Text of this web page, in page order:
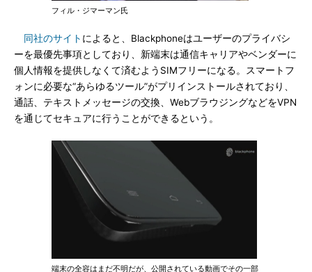
フィル・ジマーマン氏
同社のサイト によると、Blackphoneはユーザーのプライバシ
ーを最優先事項としており、新端末は通信キャリアやベンダーに
個人情報を提供しなくて済むようSIMフリーになる。スマートフ
ォンに必要な“あらゆるツール”がプリインストールされており、
通話、テキストメッセージの交換、WebブラウジングなどをVPN
を通じてセキュアに行うことができるという。
端末の全容はまだ不明だが、公開されている動画でその一部